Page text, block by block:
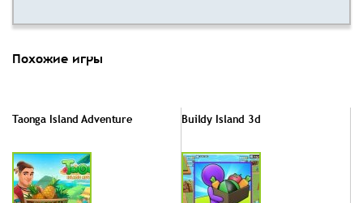
Похожие игры
Taonga Island Adventure Buildy Island 3d